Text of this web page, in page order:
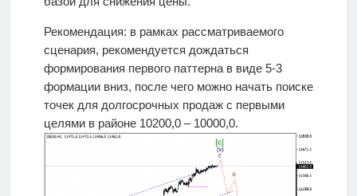
Рекомендация: в рамках рассматриваемого
сценария, рекомендуется дождаться
формирования первого паттерна в виде 5-3
формации вниз, после чего можно начать поиске
точек для долгосрочных продаж с первыми
целями в районе 10200,0 – 10000,0.